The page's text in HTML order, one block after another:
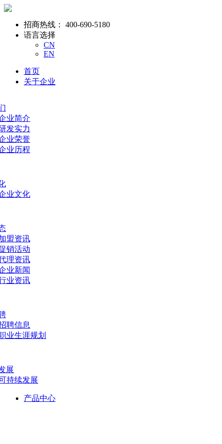
招商热线：
400-690-5180
语言选择
CN
EN
首页
关于企业
业简介
发实力
业荣誉
业历程
业文化
盟资讯
销活动
理资讯
业新闻
业资讯
聘信息
业生涯规划
展
持续发展
产品中心